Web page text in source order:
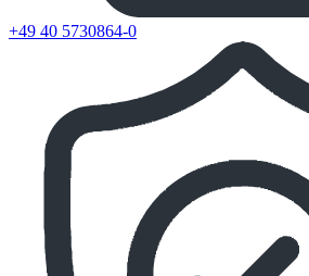
+49 40 5730864-0